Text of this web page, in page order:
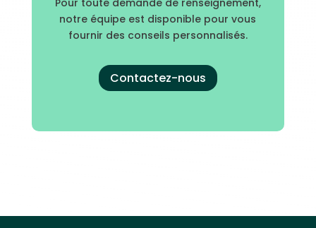
Pour toute demande de renseignement,
notre équipe est disponible pour vous
fournir des conseils personnalisés.
Contactez-nous